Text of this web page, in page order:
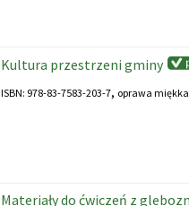
Kultura przestrzeni gminy
ISBN: 978-83-7583-203-7, oprawa miękka
Materiały do ćwiczeń z